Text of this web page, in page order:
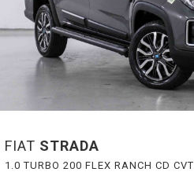
FIAT STRADA
1.0 TURBO 200 FLEX RANCH CD CVT